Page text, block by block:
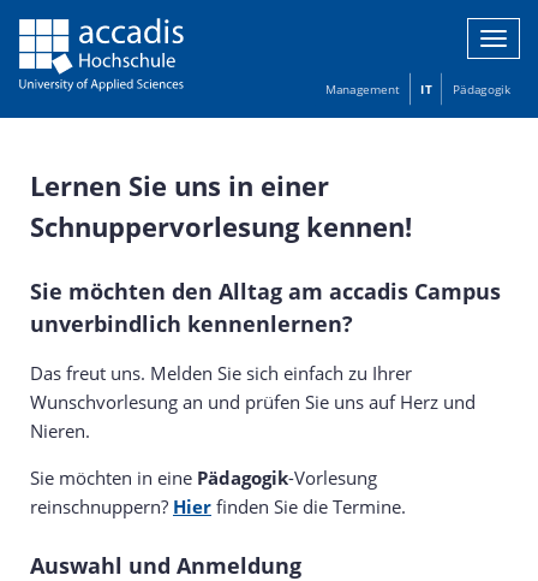
Management IT Pädagogik
Lernen Sie uns in einer
Schnuppervorlesung kennen!
Sie möchten den Alltag am accadis Campus
unverbindlich kennenlernen?
Das freut uns. Melden Sie sich einfach zu Ihrer
Wunschvorlesung an und prüfen Sie uns auf Herz und
Nieren.
Sie möchten in eine Pädagogik-Vorlesung
reinschnuppern? Hier finden Sie die Termine.
Auswahl und Anmeldung